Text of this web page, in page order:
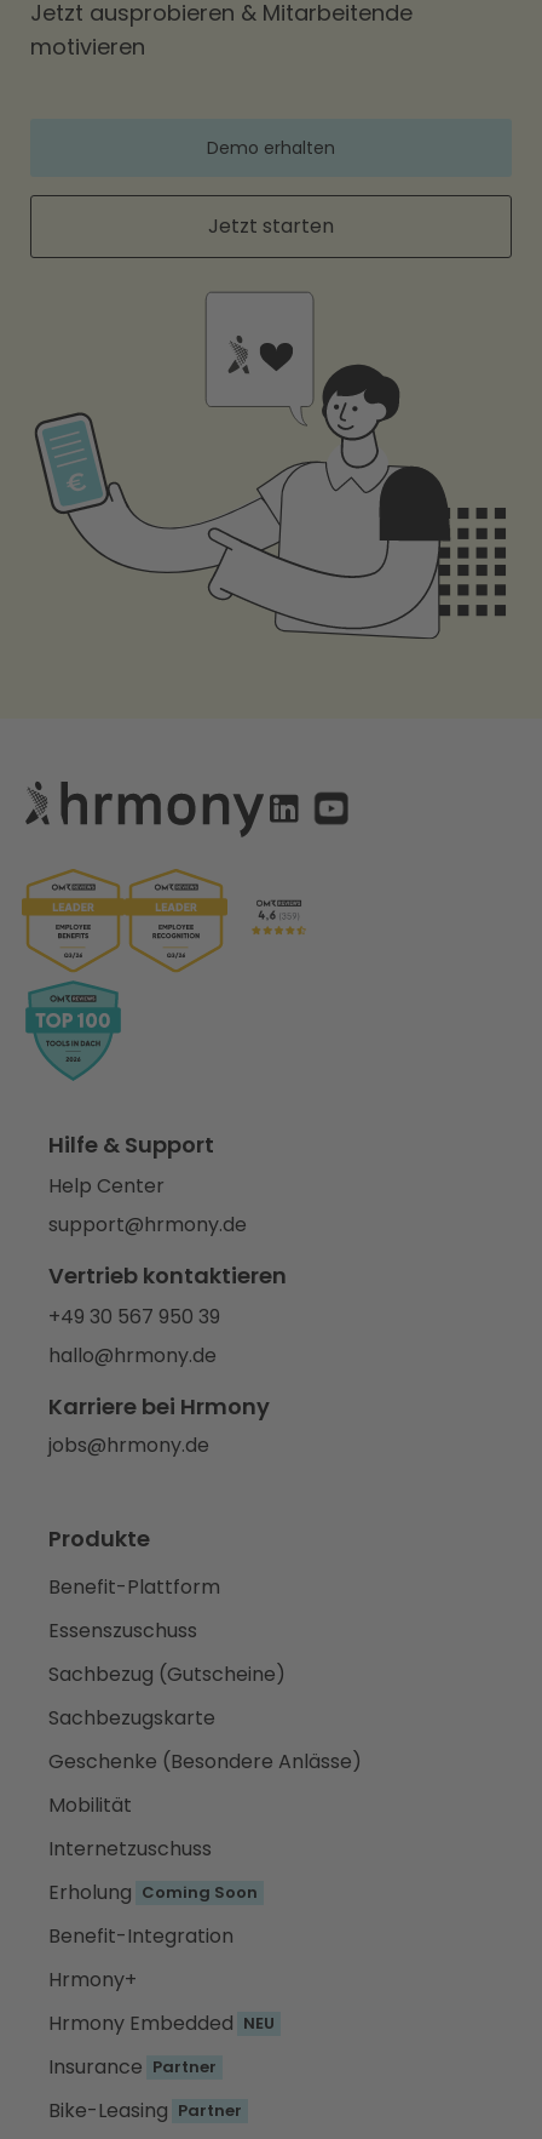
Jetzt ausprobieren & Mitarbeitende
motivieren
Demo erhalten
Jetzt starten
Hilfe & Support
Help Center
support@hrmony.de
Vertrieb kontaktieren
+49 30 567 950 39
hallo@hrmony.de
Karriere bei Hrmony
jobs@hrmony.de
Produkte
Benefit-Plattform
Essenszuschuss
Sachbezug (Gutscheine)
Sachbezugskarte
Geschenke (Besondere Anlässe)
Mobilität
Internetzuschuss
Erholung Coming Soon
Benefit-Integration
Hrmony+
Hrmony Embedded NEU
Insurance Partner
Bike-Leasing Partner